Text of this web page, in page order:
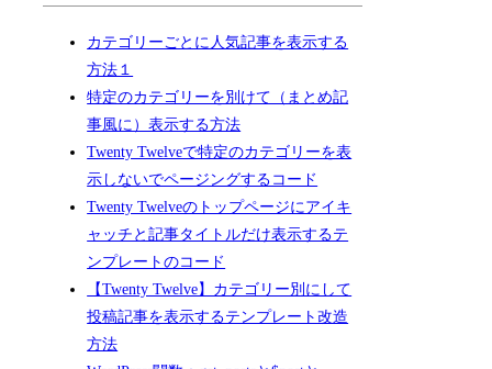
カテゴリーごとに人気記事を表示する
方法１
特定のカテゴリーを別けて（まとめ記
事風に）表示する方法
Twenty Twelveで特定のカテゴリーを表
示しないでページングするコード
Twenty Twelveのトップページにアイキ
ャッチと記事タイトルだけ表示するテ
ンプレートのコード
【Twenty Twelve】カテゴリー別にして
投稿記事を表示するテンプレート改造
方法